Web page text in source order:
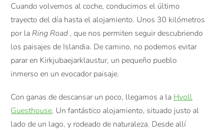
Cuando volvemos al coche, conducimos el último
trayecto del día hasta el alojamiento. Unos 30 kilómetros
por la Ring Road , que nos permiten seguir descubriendo
los paisajes de Islandia. De camino, no podemos evitar
parar en Kirkjubaejarklaustur, un pequeño pueblo
inmerso en un evocador paisaje.
Con ganas de descansar un poco, llegamos a la Hvoll
Guesthouse. Un fantástico alojamiento, situado justo al
lado de un lago, y rodeado de naturaleza. Desde allí